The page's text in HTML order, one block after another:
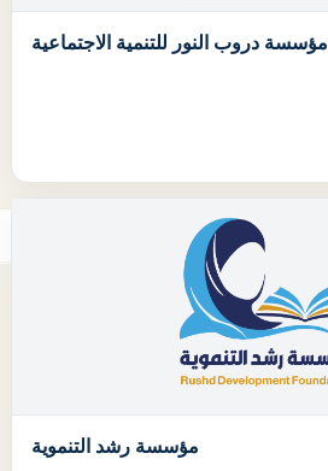
مؤسسة دروب النور للتنمية الاجتماعية
مؤسسة رشد التنموية